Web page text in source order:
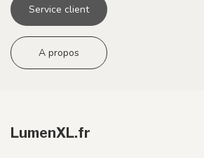
Service client
A propos
LumenXL.fr